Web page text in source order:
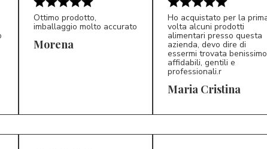
Ottimo prodotto,
imballaggio molto accurato
Morena
MC 5/5
Ho acquistato per la
volta alcuni prodotti
alimentari presso questa
azienda, devo dire di
essermi trovata
affidabili, gentili e
professionali.r
Maria Cristina